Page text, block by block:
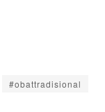
#obattradisional